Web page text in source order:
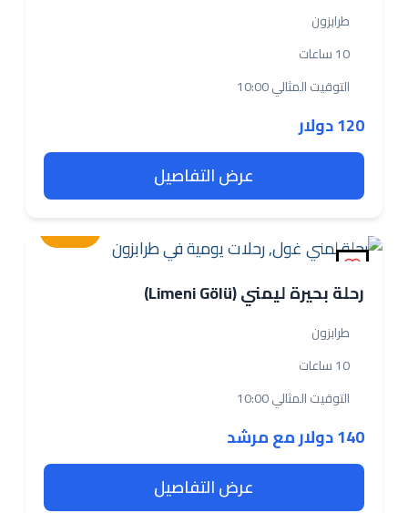
طرابزون
10 ساعات
التوقيت المثالي 10:00
120 دولار
عرض التفاصيل
رحلة بحيرة ليمني (Limeni Gölü)
طرابزون
10 ساعات
التوقيت المثالي 10:00
140 دولار مع مرشد
عرض التفاصيل